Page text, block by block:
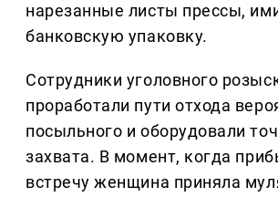
нарезанные листы прессы,
банковскую упаковку.
Сотрудники уголовного
проработали пути отхода
посыльного и оборудовали
захвата. В момент, когда
встречу женщина приняла